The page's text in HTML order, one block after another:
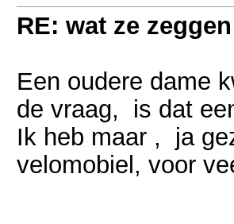
RE: wat ze zeggen
Een oudere dame
de vraag, is dat
Ik heb maar , ja
velomobiel, voor